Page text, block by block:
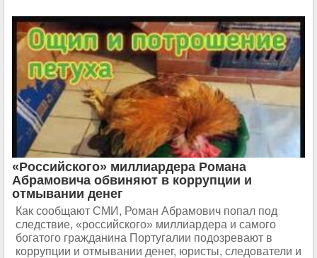
«Российского» миллиардера Романа
Абрамовича обвиняют в коррупции и
отмывании денег
Как сообщают СМИ, Роман Абрамович попал под
следствие, «российского» миллиардера и самого
богатого гражданина Португалии подозревают в
коррупции и отмывании денег, юристы, следователи и